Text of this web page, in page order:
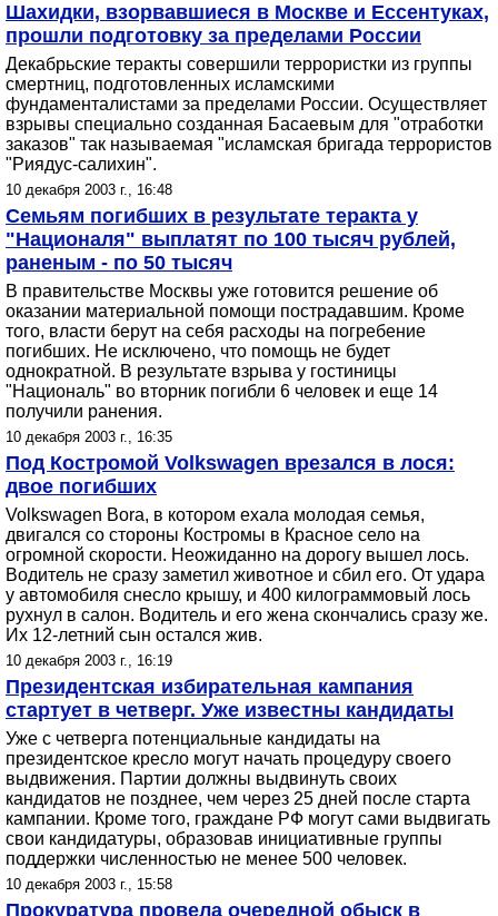
Шахидки, взорвавшиеся в Москве и Ессентуках,
прошли подготовку за пределами России
Декабрьские теракты совершили террористки из группы
смертниц, подготовленных исламскими
фундаменталистами за пределами России. Осуществляет
взрывы специально созданная Басаевым для "отработки
заказов" так называемая "исламская бригада террористов
"Риядус-салихин".
10 декабря 2003 г., 16:48
Семьям погибших в результате теракта у
"Националя" выплатят по 100 тысяч рублей,
раненым - по 50 тысяч
В правительстве Москвы уже готовится решение об
оказании материальной помощи пострадавшим. Кроме
того, власти берут на себя расходы на погребение
погибших. Не исключено, что помощь не будет
однократной. В результате взрыва у гостиницы
"Националь" во вторник погибли 6 человек и еще 14
получили ранения.
10 декабря 2003 г., 16:35
Под Костромой Volkswagen врезался в лося:
двое погибших
Volkswagen Bora, в котором ехала молодая семья,
двигался со стороны Костромы в Красное село на
огромной скорости. Неожиданно на дорогу вышел лось.
Водитель не сразу заметил животное и сбил его. От удара
у автомобиля снесло крышу, и 400 килограммовый лось
рухнул в салон. Водитель и его жена скончались сразу же.
Их 12-летний сын остался жив.
10 декабря 2003 г., 16:19
Президентская избирательная кампания
стартует в четверг. Уже известны кандидаты
Уже с четверга потенциальные кандидаты на
президентское кресло могут начать процедуру своего
выдвижения. Партии должны выдвинуть своих
кандидатов не позднее, чем через 25 дней после старта
кампании. Кроме того, граждане РФ могут сами выдвигать
свои кандидатуры, образовав инициативные группы
поддержки численностью не менее 500 человек.
10 декабря 2003 г., 15:58
Прокуратура провела очередной обыск в